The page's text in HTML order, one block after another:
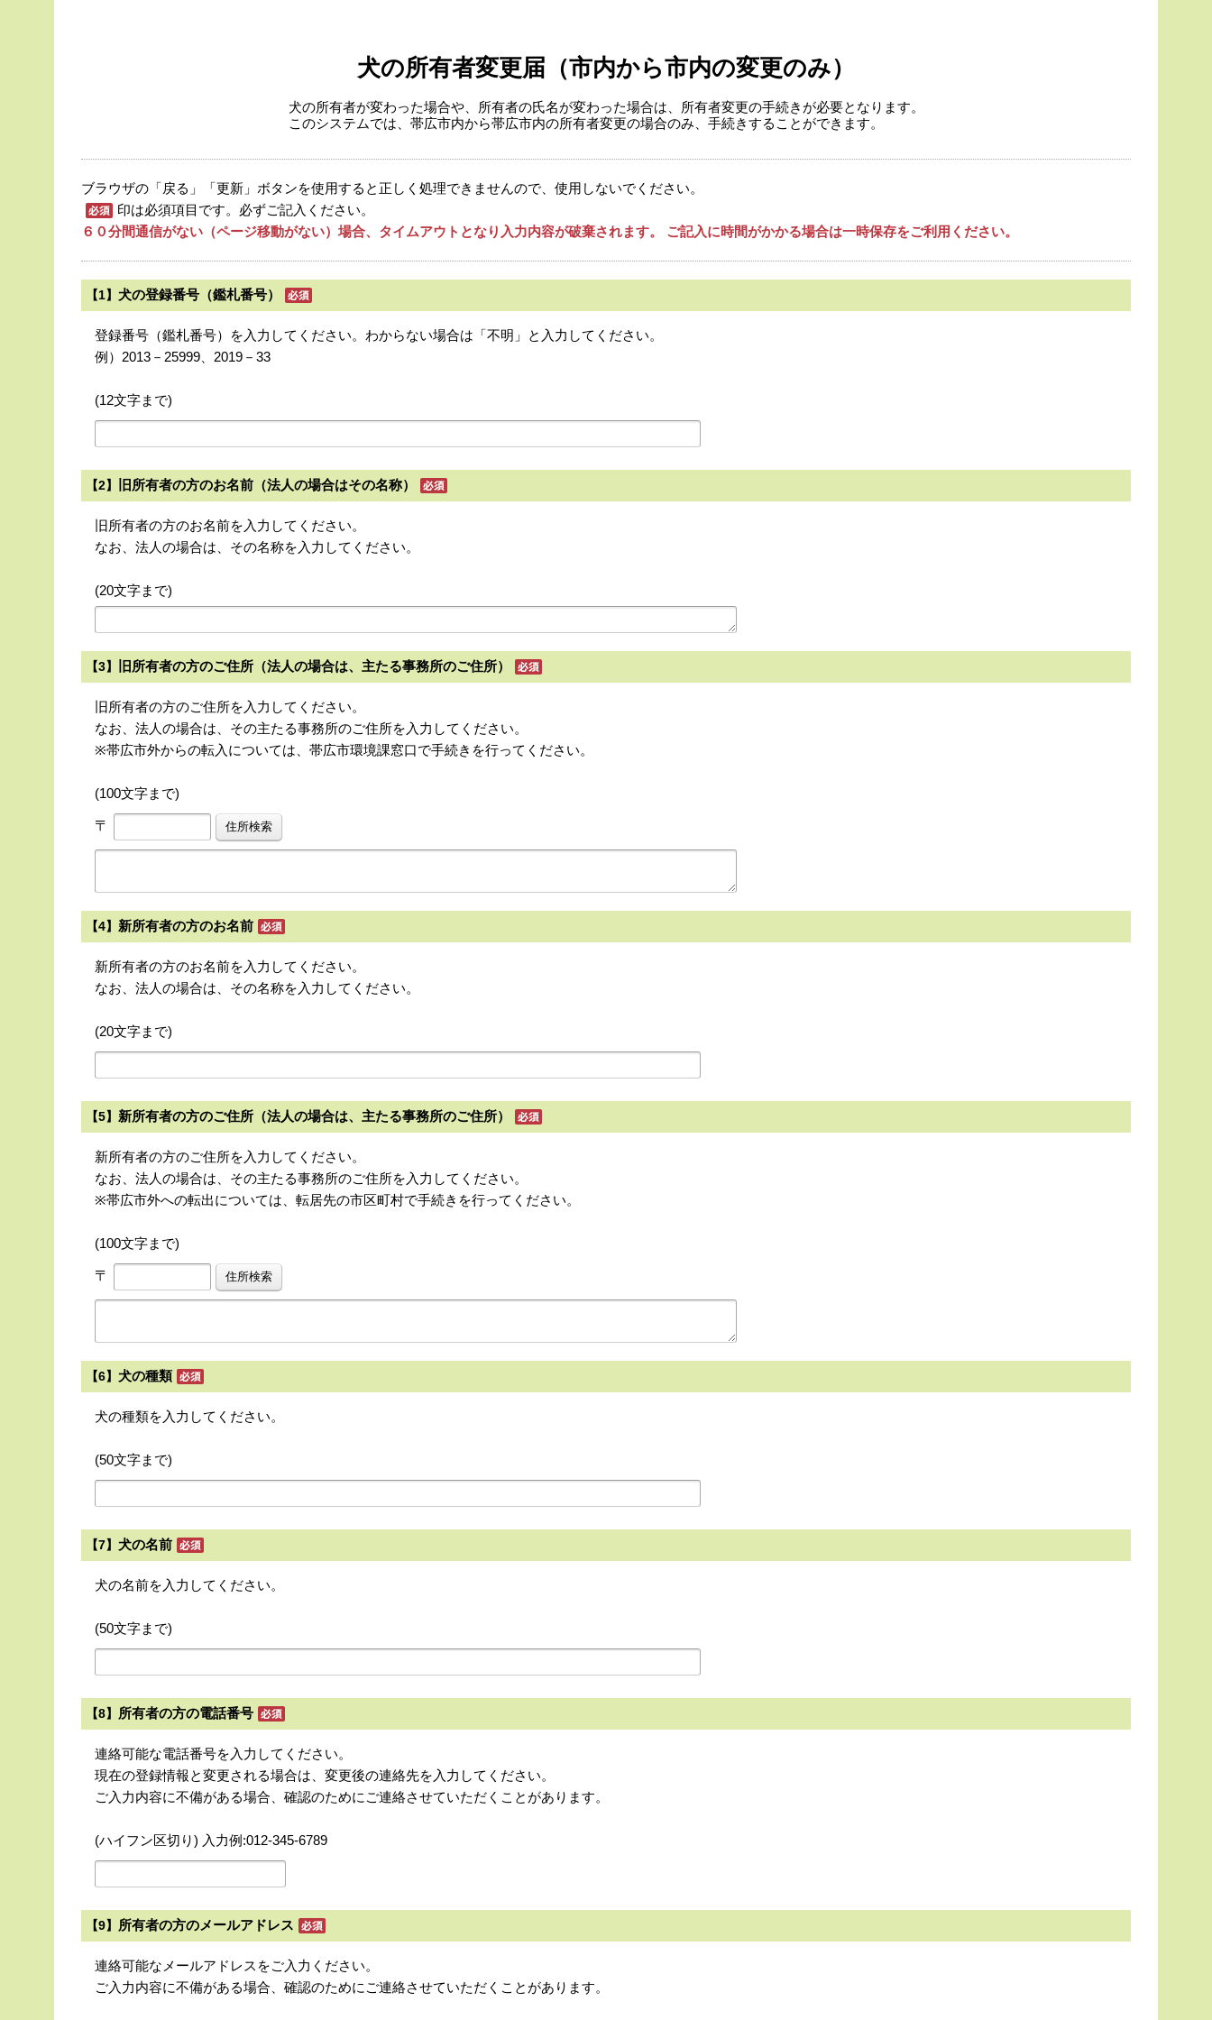
犬の所有者変更届（市内から市内の変更のみ）
犬の所有者が変わった場合や、所有者の氏名が変わった場合は、所有者変更の手続きが必要となります。
このシステムでは、帯広市内から帯広市内の所有者変更の場合のみ、手続きすることができます。
ブラウザの「戻る」「更新」ボタンを使用すると正しく処理できませんので、使用しないでください。
印は必須項目です。必ずご記入ください。
６０分間通信がない（ページ移動がない）場合、タイムアウトとなり入力内容が破棄されます。 ご記入に時間がかかる場合は一時保存をご利用ください。
【1】 犬の登録番号（鑑札番号）
登録番号（鑑札番号）を入力してください。わからない場合は「不明」と入力してください。
例）2013－25999、2019－33
(12文字まで)
【2】 旧所有者の方のお名前（法人の場合はその名称）
旧所有者の方のお名前を入力してください。
なお、法人の場合は、その名称を入力してください。
(20文字まで)
【3】 旧所有者の方のご住所（法人の場合は、主たる事務所のご住所）
旧所有者の方のご住所を入力してください。
なお、法人の場合は、その主たる事務所のご住所を入力してください。
※帯広市外からの転入については、帯広市環境課窓口で手続きを行ってください。
(100文字まで)
〒
【4】 新所有者の方のお名前
新所有者の方のお名前を入力してください。
なお、法人の場合は、その名称を入力してください。
(20文字まで)
【5】 新所有者の方のご住所（法人の場合は、主たる事務所のご住所）
新所有者の方のご住所を入力してください。
なお、法人の場合は、その主たる事務所のご住所を入力してください。
※帯広市外への転出については、転居先の市区町村で手続きを行ってください。
(100文字まで)
〒
【6】 犬の種類
犬の種類を入力してください。
(50文字まで)
【7】 犬の名前
犬の名前を入力してください。
(50文字まで)
【8】 所有者の方の電話番号
連絡可能な電話番号を入力してください。
現在の登録情報と変更される場合は、変更後の連絡先を入力してください。
ご入力内容に不備がある場合、確認のためにご連絡させていただくことがあります。
(ハイフン区切り) 入力例:012-345-6789
【9】 所有者の方のメールアドレス
連絡可能なメールアドレスをご入力ください。
ご入力内容に不備がある場合、確認のためにご連絡させていただくことがあります。